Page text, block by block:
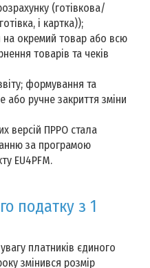
(готівкова/
і картка));
окремий товар або всю
товарів та чеків
формування та
або ручне закриття зміни
версій ПРРО стала
за програмою
EU4PFM.
податку з 1
платників єдиного
змінився розмір